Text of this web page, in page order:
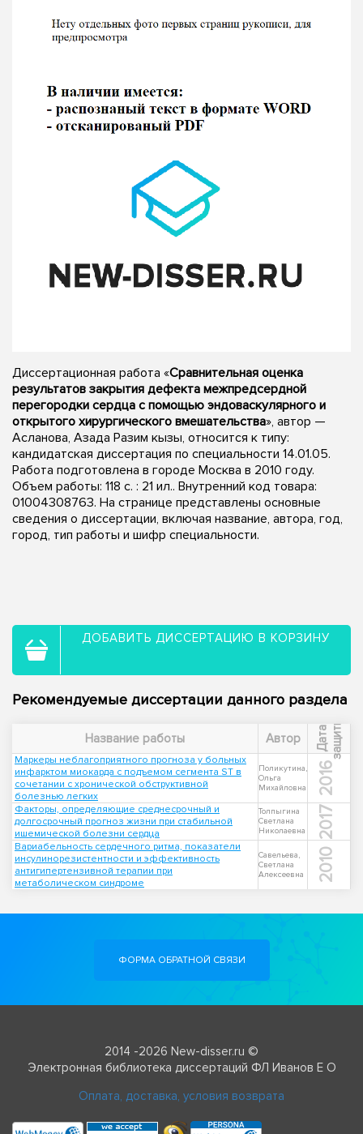
Диссертационная работа «Сравнительная оценка
результатов закрытия дефекта межпредсердной
перегородки сердца с помощью эндоваскулярного и
открытого хирургического вмешательства», автор —
Асланова, Азада Разим кызы, относится к типу:
кандидатская диссертация по специальности 14.01.05.
Работа подготовлена в городе Москва в 2010 году.
Объем работы: 118 с. : 21 ил.. Внутренний код товара:
01004308763. На странице представлены основные
сведения о диссертации, включая название, автора, год,
город, тип работы и шифр специальности.
ДОБАВИТЬ ДИССЕРТАЦИЮ В КОРЗИНУ
Рекомендуемые диссертации данного раздела
Название работы Автор Д
а
т
а
з
а
щ
и
т ы
Маркеры неблагоприятного прогноза у больных
инфарктом миокарда с подъемом сегмента ST в
сочетании с хронической обструктивной
болезнью легких
Поликутина,
Ольга
Михайловна
2016
Факторы, определяющие среднесрочный и
долгосрочный прогноз жизни при стабильной
ишемической болезни сердца
Толпыгина
Светлана
Николаевна
2017
Вариабельность сердечного ритма, показатели
инсулинорезистентности и эффективность
антигипертензивной терапии при
метаболическом синдроме
Савельева,
Светлана
Алексеевна
2010
ФОРМА ОБРАТНОЙ СВЯЗИ
2014 -2026 New-disser.ru ©
Электронная библиотека диссертаций ФЛ Иванов Е О
Оплата, доставка, условия возврата